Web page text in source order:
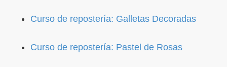
Curso de repostería: Galletas Decoradas
Curso de repostería: Pastel de Rosas